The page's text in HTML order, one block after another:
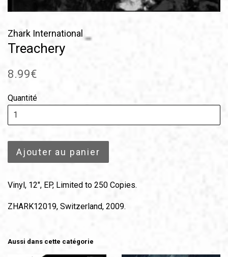
Zhark International
Treachery
Prix
8.99€
Quantité
Ajouter au panier
Vinyl, 12", EP, Limited to 250 Copies.
ZHARK12019, Switzerland, 2009.
Aussi dans cette catégorie